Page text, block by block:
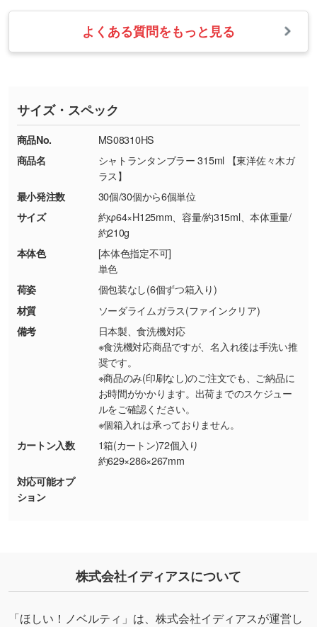
・1色印刷でグラデーションや濃淡を表現した
い
す。→詳しく見る
・コーポレートカラーを使って印刷したい／印
刷色にこだわりがある
DIC・PANTONEなどのカラーチップの指定や、
現物支給による色指定も承っております。→
しく見る
・背景がある画像からキャラクター部分だけを
使いたいです
シンプルな背景のデータや、使いたいキャラク
ター部分の輪郭がはっきりしているデータは切
り抜き処理が可能です。→ 詳しく見る
・持っているデータの背景が足りない／塗り足
しの作り方が分からない
印刷したいデータが印刷範囲よりも小さい場
合、シンプルな色・柄の背景であれば拡張が可
詳しく見る
・デザインにQRコードを入れたい／QRコード
を生成してほしい
URLをご指定いただければ、QRコードを生成
また、お選びいただいた印刷色が本体色に合わ
ない場合や仕上がりに影響しそうな場合は、ス
タッフから別の色をご案内することもございま
・お届け時に商品が損傷・故障している場合
・ご注文と異なる商品が届いた場合
・印刷不良があった場合
※詳しくは「商品の良品基準について
ください。
【返品・交換ができない場合】
・お客様の元で商品を加工された場合、または
商品が破損した場合
・商品到着後7日以上経過している場合
・お客様のご都合による返品・交換依頼(商
品・色・数量などの注文間違い等)
業日以内に担当スタッフよりメールにてご連絡
いたします。
お急ぎの場合はお電話でのご質問も受け付けて
TEL：0422-29-9911 営業時間10:00～
18:00(土日祝日除く)
お問い合わせフォームはこちら
よくある質問をもっと見る
サイズ・スペック
商品No.
MS08310HS
商品名
シャトランタンブラー 315ml 【東洋佐々木ガ
ラス】
最小発注数
30個/30個から6個単位
サイズ
約φ64×H125mm、容量/約315ml、本体重量/
約210g
本体色
[本体色指定不可]
単色
荷姿
個包装なし(6個ずつ箱入り)
材質
ソーダライムガラス(ファインクリア)
備考
日本製、食洗機対応
※食洗機対応商品ですが、名入れ後は手洗い推
奨です。
※商品のみ(印刷なし)のご注文でも、ご納品に
お時間がかかります。出荷までのスケジュー
ルをご確認ください。
※個箱入れは承っておりません。
カートン入数
1箱(カートン)72個入り
約629×286×267mm
対応可能オプ
ション
株式会社イディアスについて
「ほしい！ノベルティ」は、株式会社イディアスが運営し